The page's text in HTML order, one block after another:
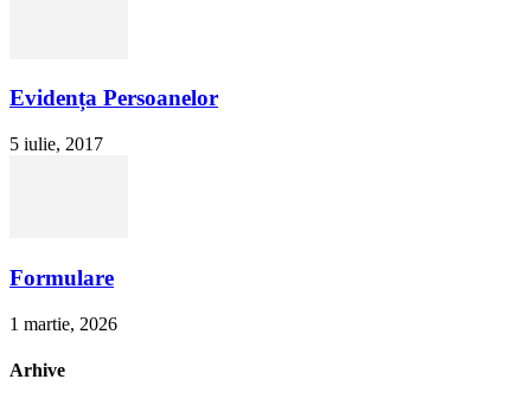
Evidența Persoanelor
5 iulie, 2017
Formulare
1 martie, 2026
Arhive